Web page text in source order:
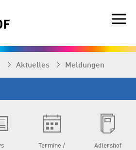
Aktuelles Meldungen
Termine /
Adlershof